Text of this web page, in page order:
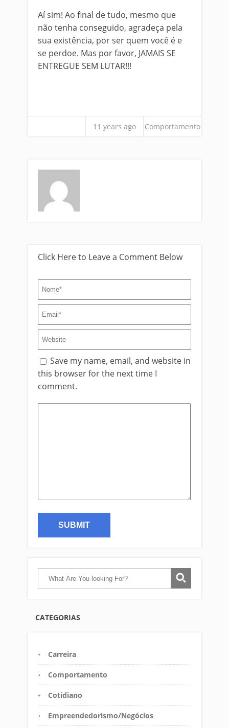
Aí sim! Ao final de tudo, mesmo que
não tenha conseguido, agradeça pela
sua existência, por ser quem você é e
se perdoe. Mas por favor, JAMAIS SE
ENTREGUE SEM LUTAR!!!
11 years ago Comportamento
Click Here to Leave a Comment Below
Save my name, email, and website in
this browser for the next time I
comment.
CATEGORIAS
Carreira
Comportamento
Cotidiano
Empreendedorismo/Negócios